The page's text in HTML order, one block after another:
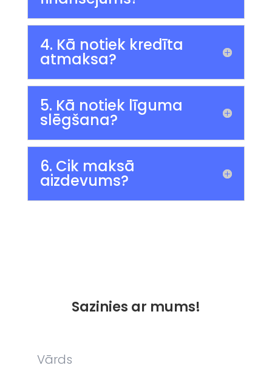
4. Kā notiek kredīta
atmaksa?
5. Kā notiek līguma
slēgšana?
6. Cik maksā
aizdevums?
Sazinies ar mums!